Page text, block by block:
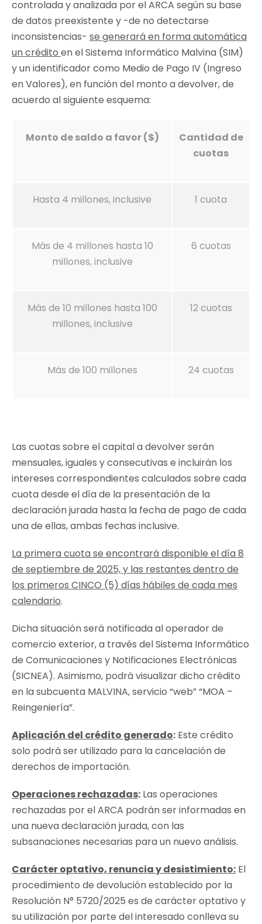
controlada y analizada por el ARCA según su base
de datos preexistente y -de no detectarse
inconsistencias- se generará en forma automática
un crédito en el Sistema Informático Malvina (SIM)
y un identificador como Medio de Pago IV (Ingreso
en Valores), en función del monto a devolver, de
acuerdo al siguiente esquema:
Monto de saldo a favor ($)
Cantidad de
cuotas
Hasta 4 millones, inclusive 1 cuota
Más de 4 millones hasta 10
millones, inclusive
6 cuotas
Más de 10 millones hasta 100
millones, inclusive
12 cuotas
Más de 100 millones 24 cuotas
Las cuotas sobre el capital a devolver serán
mensuales, iguales y consecutivas e incluirán los
intereses correspondientes calculados sobre cada
cuota desde el día de la presentación de la
declaración jurada hasta la fecha de pago de cada
una de ellas, ambas fechas inclusive.
La primera cuota se encontrará disponible el día 8
de septiembre de 2025, y las restantes dentro de
los primeros CINCO (5) días hábiles de cada mes
calendario.
Dicha situación será notificada al operador de
comercio exterior, a través del Sistema Informático
de Comunicaciones y Notificaciones Electrónicas
(SICNEA). Asimismo, podrá visualizar dicho crédito
en la subcuenta MALVINA, servicio “web” “MOA –
Reingeniería”.
Aplicación del crédito generado: Este crédito
solo podrá ser utilizado para la cancelación de
derechos de importación.
Operaciones rechazadas: Las operaciones
rechazadas por el ARCA podrán ser informadas en
una nueva declaración jurada, con las
subsanaciones necesarias para un nuevo análisis.
Carácter optativo, renuncia y desistimiento: El
procedimiento de devolución establecido por la
Resolución N° 5720/2025 es de carácter optativo y
su utilización por parte del interesado conlleva su